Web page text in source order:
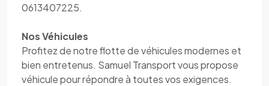
0613407225.
Nos Véhicules
Profitez de notre flotte de véhicules modernes et
bien entretenus. Samuel Transport vous propose
véhicule pour répondre à toutes vos exigences.